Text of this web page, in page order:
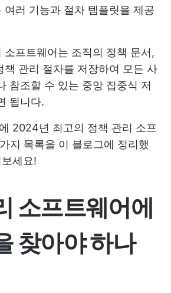
여러 기능과 절차 템플릿을 제공
소프트웨어는 조직의 정책 문서,
책 관리 절차를 저장하여 모든 사
참조할 수 있는 중앙 집중식 저
됩니다.
2024년 최고의 정책 관리 소프
지 목록을 이 블로그에 정리했
세요!
소프트웨어에
찾아야 하나